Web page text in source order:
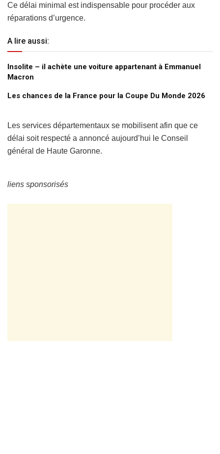
Ce délai minimal est indispensable pour procéder aux
réparations d’urgence.
A lire aussi:
Insolite – il achète une voiture appartenant à Emmanuel
Macron
Les chances de la France pour la Coupe Du Monde 2026
Les services départementaux se mobilisent afin que ce
délai soit respecté a annoncé aujourd’hui le Conseil
général de Haute Garonne.
liens sponsorisés